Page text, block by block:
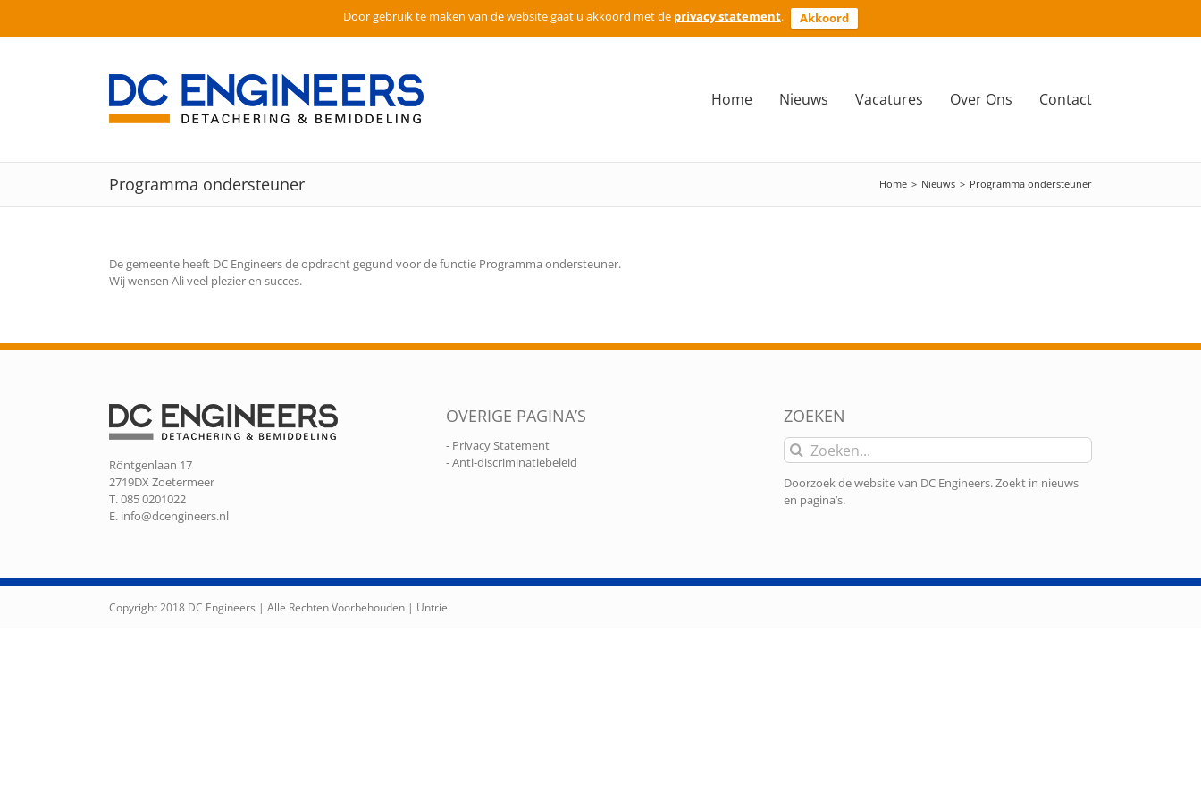
Door gebruik te maken van de website gaat u akkoord met de privacy statement.
Akkoord
Ga
Home Nieuws Vacatures Over Ons Contact
Programma ondersteuner Home > Nieuws > Programma ondersteuner
De gemeente heeft DC Engineers de opdracht gegund voor de functie Programma ondersteuner.
Wij wensen Ali veel plezier en succes.
Röntgenlaan 17
2719DX Zoetermeer
T. 085 0201022
E. info@dcengineers.nl
OVERIGE PAGINA’S
- Privacy Statement
- Anti-discriminatiebeleid
ZOEKEN
Zoeken
naar:
Doorzoek de website van DC Engineers. Zoekt in nieuws
en pagina’s.
Copyright 2018 DC Engineers | Alle Rechten Voorbehouden | Untriel